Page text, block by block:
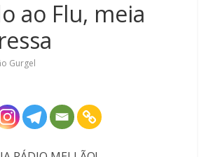
ao Flu, meia
Gurgel